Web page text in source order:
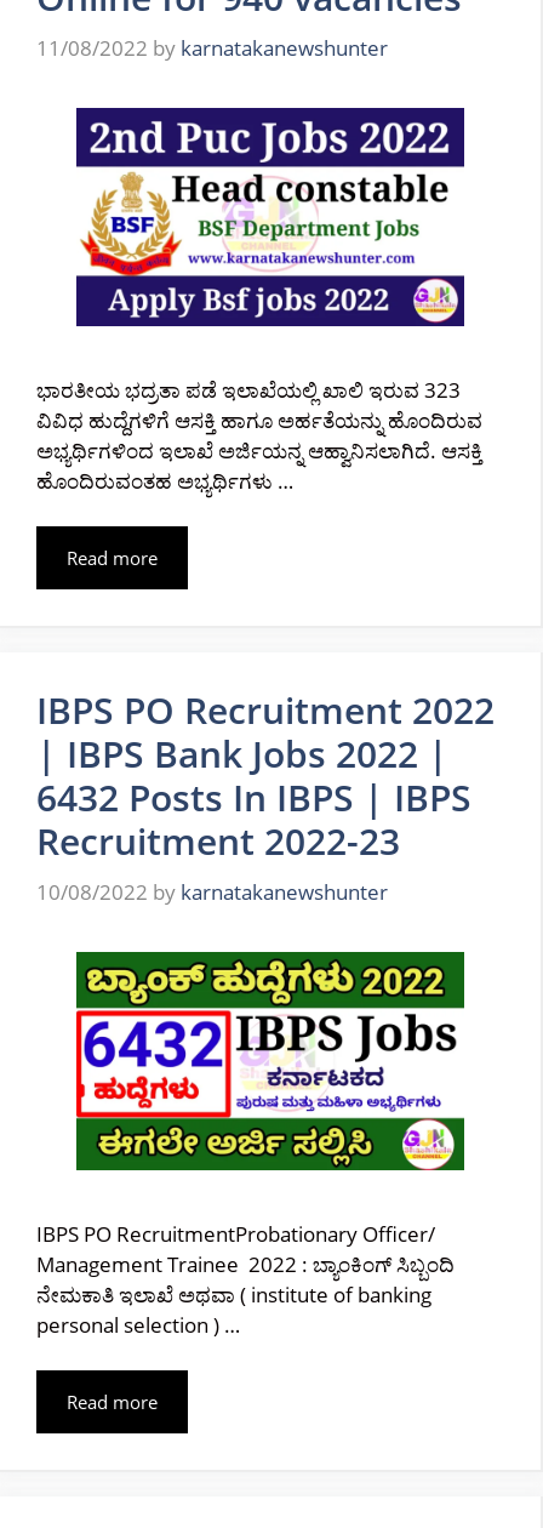
11/08/2022 by karnatakanewshunter
ಭಾರತೀಯ ಭದ್ರತಾ ಪಡೆ ಇಲಾಖೆಯಲ್ಲಿ ಖಾಲಿ ಇರುವ 323
ವಿವಿಧ ಹುದ್ದೆಗಳಿಗೆ ಆಸಕ್ತಿ ಹಾಗೂ ಅರ್ಹತೆಯನ್ನು ಹೊಂದಿರುವ
ಅಭ್ಯರ್ಥಿಗಳಿಂದ ಇಲಾಖೆ ಅರ್ಜಿಯನ್ನ ಆಹ್ವಾನಿಸಲಾಗಿದೆ. ಆಸಕ್ತಿ
ಹೊಂದಿರುವಂತಹ ಅಭ್ಯರ್ಥಿಗಳು …
Read more
IBPS PO Recruitment 2022
| IBPS Bank Jobs 2022 |
6432 Posts In IBPS | IBPS
Recruitment 2022-23
10/08/2022 by karnatakanewshunter
IBPS PO RecruitmentProbationary Officer/
Management Trainee 2022 : ಬ್ಯಾಂಕಿಂಗ್ ಸಿಬ್ಬಂದಿ
ನೇಮಕಾತಿ ಇಲಾಖೆ ಅಥವಾ ( institute of banking
personal selection ) …
Read more